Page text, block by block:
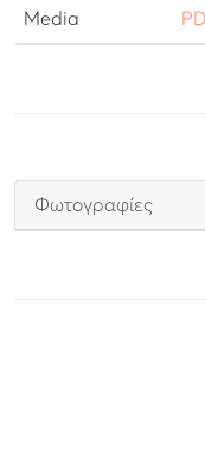
Media
Φωτογραφίες